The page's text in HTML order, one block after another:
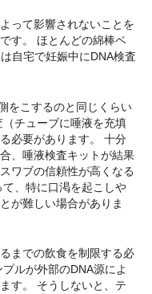
って影響されないことを
す。 ほとんどの綿棒ベ
自宅で妊娠中にDNA検査
をこするのと同じくらい
チューブに唾液を充填
必要があります。 十分
、唾液検査キットが結果
ワブの信頼性が高くなる
、特に口渇を起こしや
が難しい場合がありま
までの飲食を制限する必
ルが外部のDNA源によ
す。 そうしないと、テ